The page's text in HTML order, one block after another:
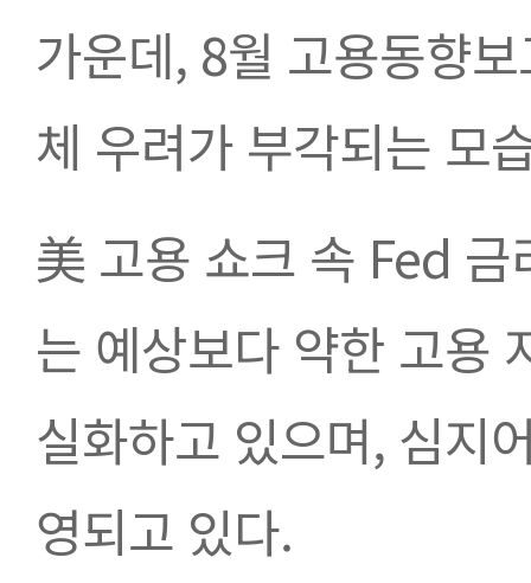
가운데, 8월 고용동향
체 우려가 부각되는 모
美 고용 쇼크 속 Fed
는 예상보다 약한 고용
실화하고 있으며, 심지
영되고 있다.